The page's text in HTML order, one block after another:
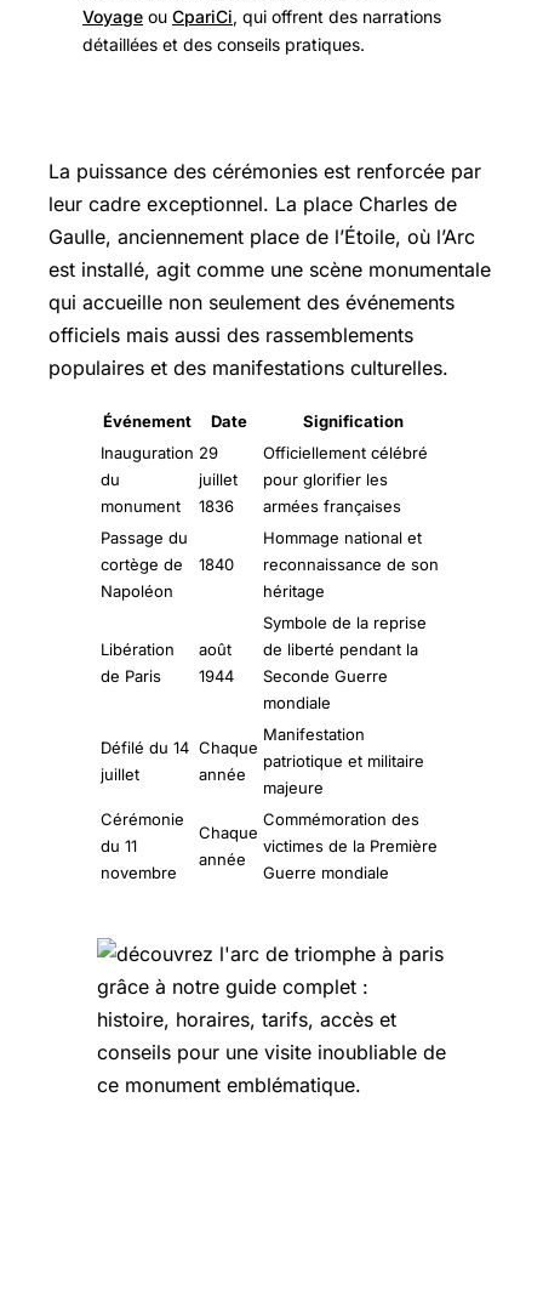
Voyage ou CpariCi, qui offrent des narrations
détaillées et des conseils pratiques.
La puissance des cérémonies est renforcée par
leur cadre exceptionnel. La place Charles de
Gaulle, anciennement place de l’Étoile, où l’Arc
est installé, agit comme une scène monumentale
qui accueille non seulement des événements
officiels mais aussi des rassemblements
populaires et des manifestations culturelles.
Événement Date
Signification
Inauguration
du
monument
29
juillet
1836
Officiellement célébré
pour glorifier les
armées françaises
Passage du
cortège de
Napoléon
1840
Hommage national et
reconnaissance de son
héritage
Libération
de Paris
août
1944
Symbole de la reprise
de liberté pendant la
Seconde Guerre
mondiale
Défilé du 14
juillet
Chaque
année
Manifestation
patriotique et militaire
majeure
Cérémonie
du 11
novembre
Chaque
année
Commémoration des
victimes de la Première
Guerre mondiale